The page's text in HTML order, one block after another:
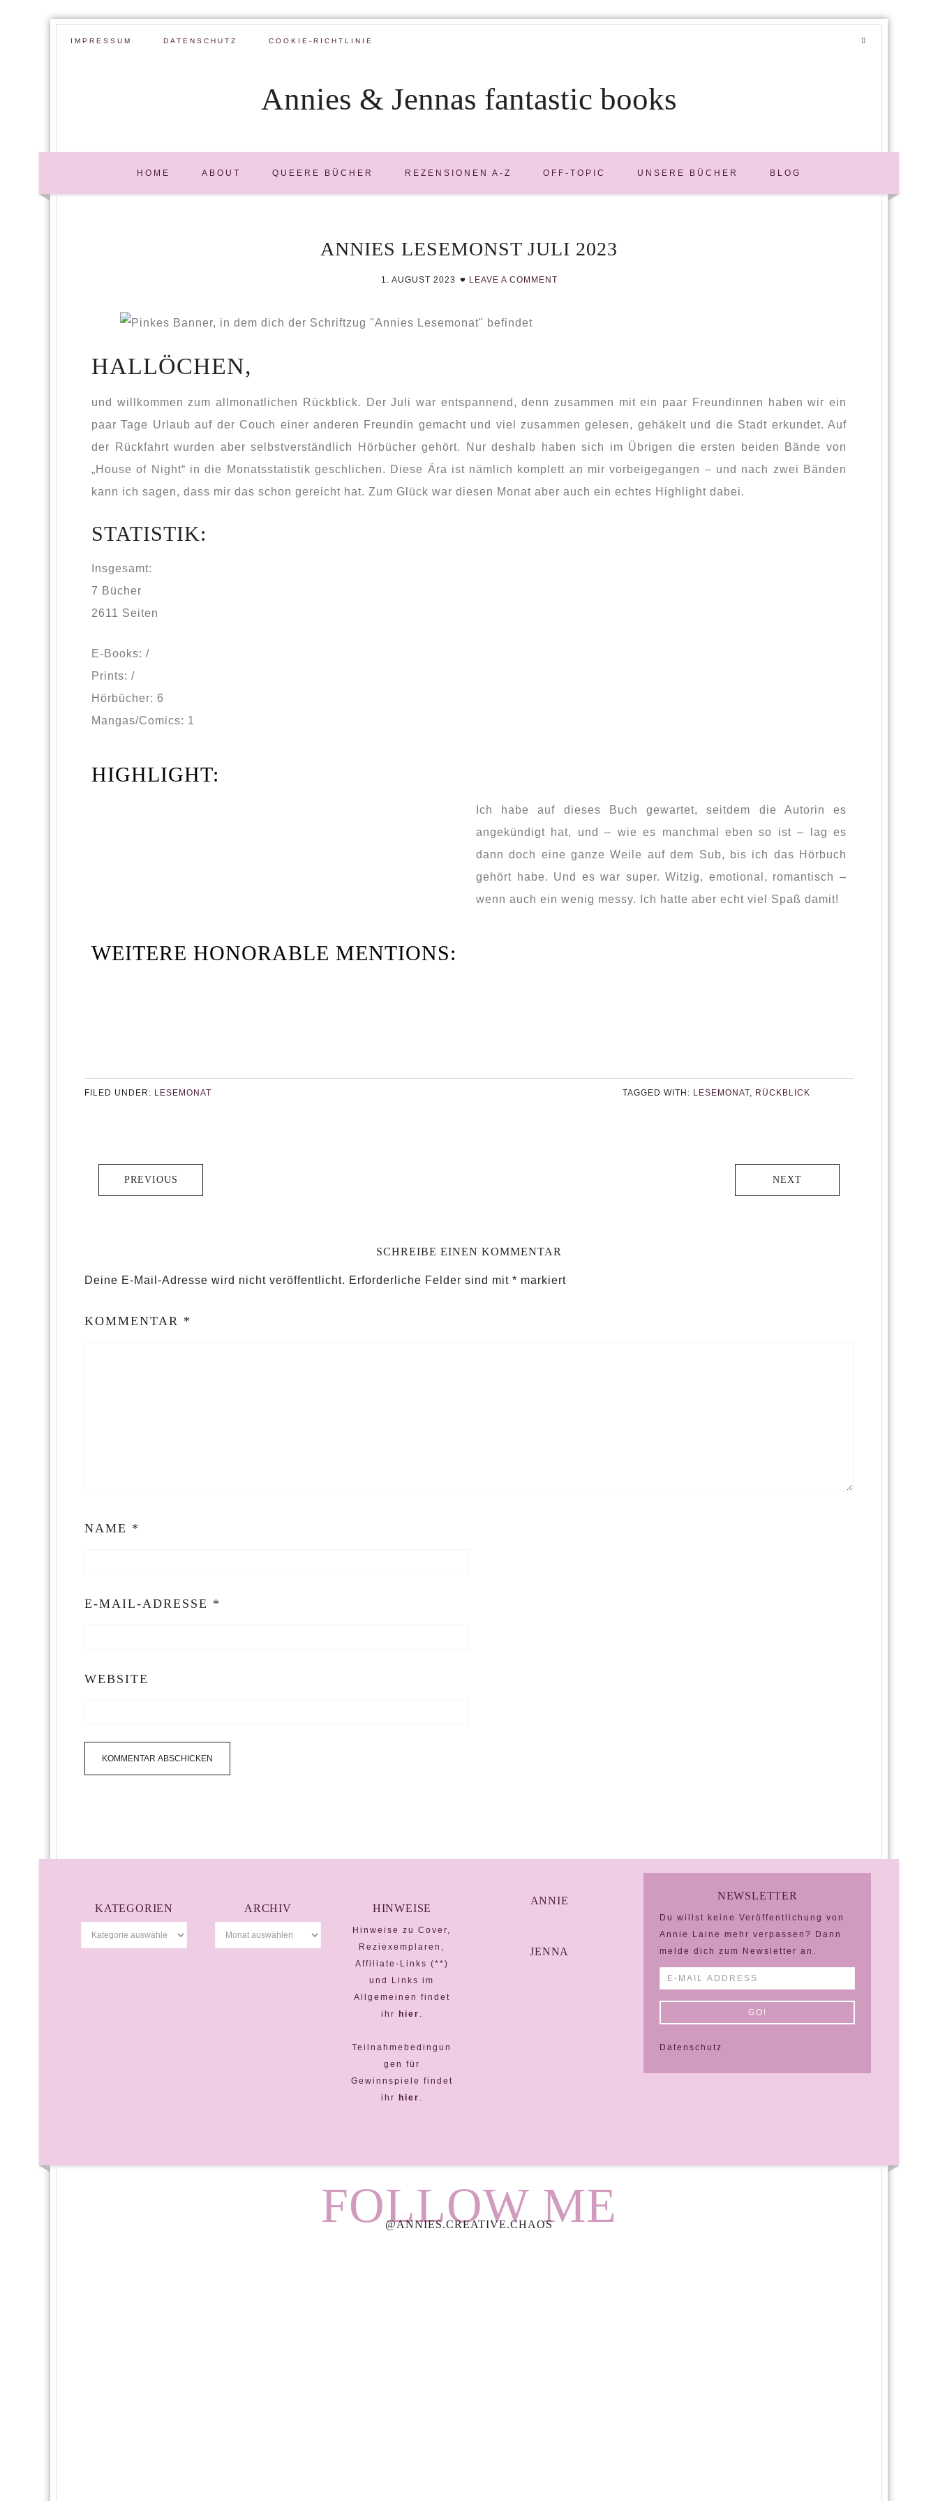
IMPRESSUM DATENSCHUTZ COOKIE-RICHTLINIE
Annies & Jennas fantastic books
HOME ABOUT QUEERE BÜCHER REZENSIONEN A-Z OFF-TOPIC UNSERE BÜCHER BLOG
ANNIES LESEMONST JULI 2023
1. AUGUST 2023 LEAVE A COMMENT
HALLÖCHEN,
und willkommen zum allmonatlichen Rückblick. Der Juli war entspannend, denn zusammen mit ein paar Freundinnen haben wir ein
paar Tage Urlaub auf der Couch einer anderen Freundin gemacht und viel zusammen gelesen, gehäkelt und die Stadt erkundet. Auf
der Rückfahrt wurden aber selbstverständlich Hörbücher gehört. Nur deshalb haben sich im Übrigen die ersten beiden Bände von
„House of Night“ in die Monatsstatistik geschlichen. Diese Ära ist nämlich komplett an mir vorbeigegangen – und nach zwei Bänden
kann ich sagen, dass mir das schon gereicht hat. Zum Glück war diesen Monat aber auch ein echtes Highlight dabei.
STATISTIK:
Insgesamt:
7 Bücher
2611 Seiten
E-Books: /
Prints: /
Hörbücher: 6
Mangas/Comics: 1
HIGHLIGHT:
Ich habe auf dieses Buch gewartet, seitdem die Autorin es
angekündigt hat, und – wie es manchmal eben so ist – lag es
dann doch eine ganze Weile auf dem Sub, bis ich das Hörbuch
gehört habe. Und es war super. Witzig, emotional, romantisch –
wenn auch ein wenig messy. Ich hatte aber echt viel Spaß damit!
WEITERE HONORABLE MENTIONS:
FILED UNDER: LESEMONAT TAGGED WITH: LESEMONAT, RÜCKBLICK
PREVIOUS NEXT
SCHREIBE EINEN KOMMENTAR
Deine E-Mail-Adresse wird nicht veröffentlicht. Erforderliche Felder sind mit * markiert
KOMMENTAR *
NAME *
E-MAIL-ADRESSE *
WEBSITE
KATEGORIEN ARCHIV HINWEISE
Hinweise zu Cover,
Reziexemplaren,
Affiliate-Links (**)
und Links im
Allgemeinen findet
ihr
hier .
Teilnahmebedingun
gen für
Gewinnspiele findet
ihr
hier .
ANNIE
JENNA
NEWSLETTER
Du willst keine Veröffentlichung von
Annie Laine mehr verpassen? Dann
melde dich zum Newsletter an.
Datenschutz
FOLLOW ME
@ANNIES.CREATIVE.CHAOS